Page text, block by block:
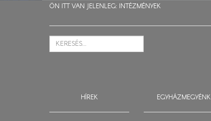
ÖN ITT VAN JELENLEG: INTÉZMÉNYEK
HÍREK EGYHÁZMEGYÉNK